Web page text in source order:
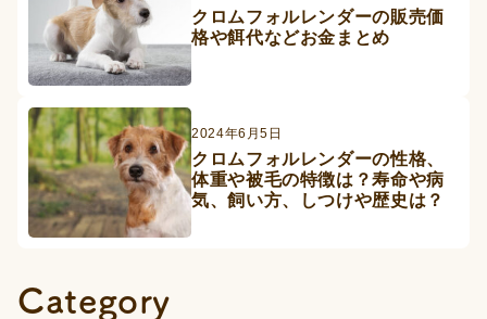
ペットフード事業
クロムフォルレンダーの販売価
格や餌代などお金まとめ
2024年6月5日
クロムフォルレンダーの性格、
体重や被毛の特徴は？寿命や病
気、飼い方、しつけや歴史は？
Category